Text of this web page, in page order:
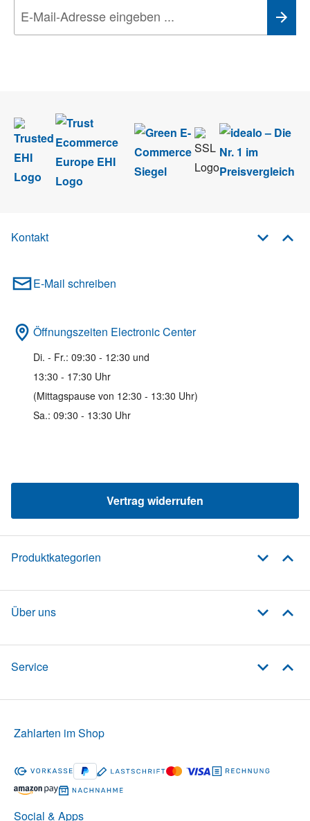
Kontakt
E-Mail schreiben
Öffnungszeiten Electronic Center
Di. - Fr.: 09:30 - 12:30 und
13:30 - 17:30 Uhr
(Mittagspause von 12:30 - 13:30 Uhr)
Sa.: 09:30 - 13:30 Uhr
Vertrag widerrufen
Produktkategorien
Über uns
Service
Social & Apps
Zahlarten im Shop